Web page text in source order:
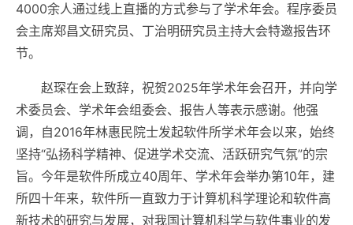
4000余人通过线上直播的方式参与了学术年会。程序委员
会主席郑昌文研究员、丁治明研究员主持大会特邀报告环
节。
赵琛在会上致辞，祝贺2025年学术年会召开，并向学
术委员会、学术年会组委会、报告人等表示感谢。他强
调，自2016年林惠民院士发起软件所学术年会以来，始终
坚持“弘扬科学精神、促进学术交流、活跃研究气氛”的宗
旨。今年是软件所成立40周年、学术年会举办第10年，建
所四十年来，软件所一直致力于计算机科学理论和软件高
新技术的研究与发展，对我国计算机科学与软件事业的发